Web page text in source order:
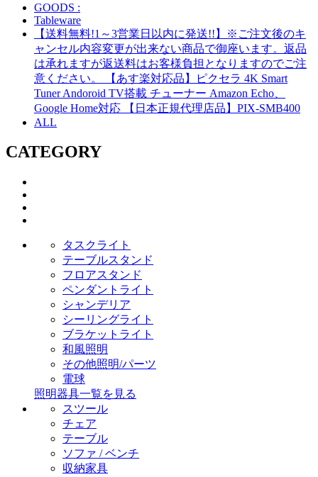
GOODS :
Tableware
【送料無料!1～3営業日以内に発送!!】※ご注文後のキ
ャンセル内容変更が出来ない商品で御座います。返品
は承れますが返送料はお客様負担となりますのでご注
意ください。 【あす楽対応品】ピクセラ 4K Smart
Tuner Andoroid TV搭載 チューナー Amazon Echo、
Google Home対応 【日本正規代理店品】PIX-SMB400
ALL
CATEGORY
タスクライト
テーブルスタンド
フロアスタンド
ペンダントライト
シャンデリア
シーリングライト
ブラケットライト
和風照明
その他照明/パーツ
電球
照明器具一覧を見る
スツール
チェア
テーブル
ソファ / ベンチ
収納家具